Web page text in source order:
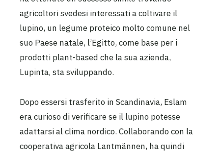
agricoltori svedesi interessati a coltivare il
lupino, un legume proteico molto comune nel
suo Paese natale, l’Egitto, come base per i
prodotti plant-based che la sua azienda,
Lupinta, sta sviluppando.
Dopo essersi trasferito in Scandinavia, Eslam
era curioso di verificare se il lupino potesse
adattarsi al clima nordico. Collaborando con la
cooperativa agricola Lantmännen, ha quindi